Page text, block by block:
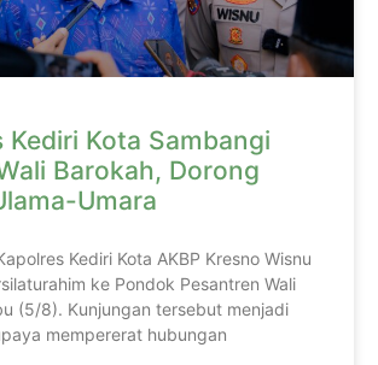
Kediri Kota Sambangi
Barokah, Dorong
Umara
Kediri Kota AKBP Kresno Wisnu
ke Pondok Pesantren Wali
(5/8). Kunjungan tersebut menjadi
mempererat hubungan